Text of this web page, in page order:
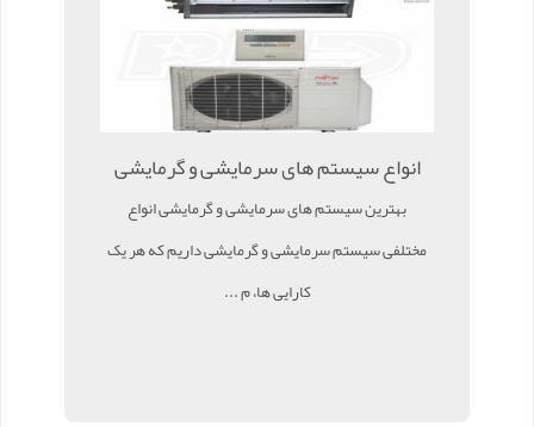
انواع سیستم های سرمایشی و گرمایشی
بهترین سیستم های سرمایشی و گرمایشی انواع
مختلفی سیستم سرمایشی و گرمایشی داریم که هر یک
کارایی ها، م ...